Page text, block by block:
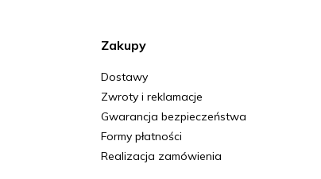
Zakupy
Dostawy
Zwroty i reklamacje
Gwarancja bezpieczeństwa
Formy płatności
Realizacja zamówienia